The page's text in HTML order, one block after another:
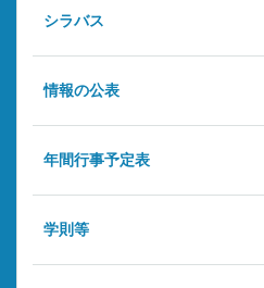
シラバス
情報の公表
年間行事予定表
学則等